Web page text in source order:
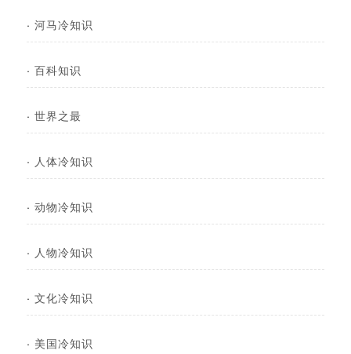
· 河马冷知识
· 百科知识
· 世界之最
· 人体冷知识
· 动物冷知识
· 人物冷知识
· 文化冷知识
· 美国冷知识